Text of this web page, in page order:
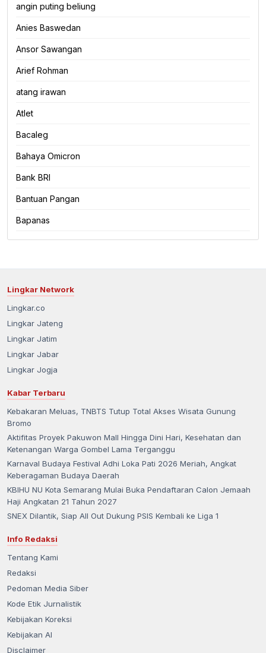
angin puting beliung
Anies Baswedan
Ansor Sawangan
Arief Rohman
atang irawan
Atlet
Bacaleg
Bahaya Omicron
Bank BRI
Bantuan Pangan
Bapanas
Lingkar Network
Lingkar.co
Lingkar Jateng
Lingkar Jatim
Lingkar Jabar
Lingkar Jogja
Kabar Terbaru
Kebakaran Meluas, TNBTS Tutup Total Akses Wisata Gunung
Bromo
Aktifitas Proyek Pakuwon Mall Hingga Dini Hari, Kesehatan dan
Ketenangan Warga Gombel Lama Terganggu
Karnaval Budaya Festival Adhi Loka Pati 2026 Meriah, Angkat
Keberagaman Budaya Daerah
KBIHU NU Kota Semarang Mulai Buka Pendaftaran Calon Jemaah
Haji Angkatan 21 Tahun 2027
SNEX Dilantik, Siap All Out Dukung PSIS Kembali ke Liga 1
Info Redaksi
Tentang Kami
Redaksi
Pedoman Media Siber
Kode Etik Jurnalistik
Kebijakan Koreksi
Kebijakan AI
Disclaimer